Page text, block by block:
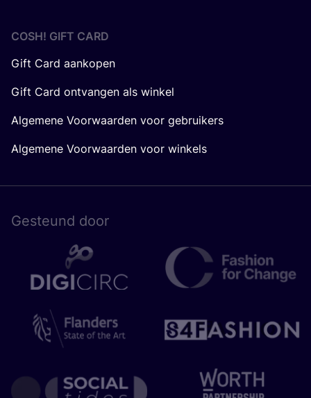
COSH! GIFT CARD
Gift Card aankopen
Gift Card ontvangen als winkel
Algemene Voorwaarden voor gebruikers
Algemene Voorwaarden voor winkels
Gesteund door